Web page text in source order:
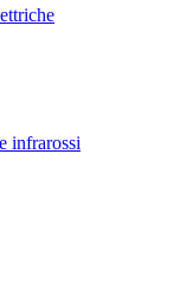
infrarossi